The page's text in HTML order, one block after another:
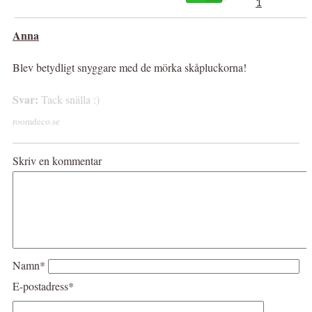
Anna
Blev betydligt snyggare med de mörka skåpluckorna!
Svar: Tack snälla :)
roomdeco.se
Skriv en kommentar
Namn*
E-postadress*